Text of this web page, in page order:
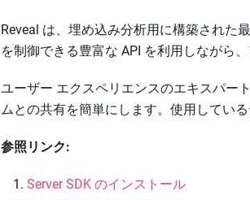
Reveal は、埋め込み分析用に構築された
を制御できる豊富な API を利用しながら
ユーザー エクスペリエンスのエキスパー
ムとの共有を簡単にします。使用してい
参照リンク:
Server SDK のインストール